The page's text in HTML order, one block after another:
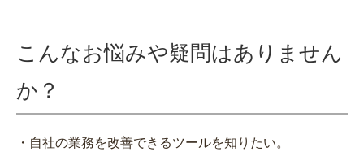
こんなお悩みや疑問はありません
か？
・自社の業務を改善できるツールを知りたい。